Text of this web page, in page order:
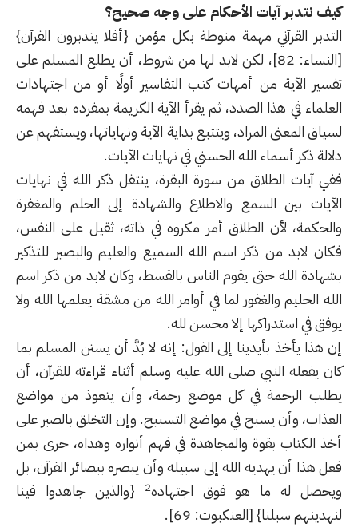
كيف نتدبر آيات الأحكام على وجه صحيح؟
التدبر القرآني مهمة منوطة بكل مؤمن {أفلا يتدبرون القرآن}
[النساء: 82]، لكن لابد لها من شروط، أن يطلع المسلم على
تفسير الآية من أمهات كتب التفاسير أولًا أو من اجتهادات
العلماء في هذا الصدد، ثم يقرأ الآية الكريمة بمفرده بعد فهمه
لسياق المعنى المراد، ويتتبع بداية الآية ونهاياتها، ويستفهم عن
دلالة ذكر أسماء الله الحسني في نهايات الآيات.
ففي آيات الطلاق من سورة البقرة، ينتقل ذكر الله في نهايات
الآيات بين السمع والاطلاع والشهادة إلى الحلم والمغفرة
والحكمة، لأن الطلاق أمر مكروه في ذاته، ثقيل على النفس،
فكان لابد من ذكر اسم الله السميع والعليم والبصير للتذكير
بشهادة الله حتى يقوم الناس بالقسط، وكان لابد من ذكر اسم
الله الحليم والغفور لما في أوامر الله من مشقة يعلمها الله ولا
يوفق في استدراكها إلا محسن لله.
إن هذا يأخذ بأيدينا إلى القول: إنه لا بُدَّ أن يستن المسلم بما
كان يفعله النبي صلى الله عليه وسلم أثناء قراءته للقرآن، أن
يطلب الرحمة في كل موضع رحمة، وأن يتعوذ من مواضع
العذاب، وأن يسبح في مواضع التسبيح. وإن التخلق بالصبر على
أخذ الكتاب بقوة والمجاهدة في فهم أنواره وهداه، حرى بمن
فعل هذا أن يهديه الله إلى سبيله وأن يبصره ببصائر القرآن، بل
ويحصل له ما هو فوق اجتهاده2
{والذين جاهدوا فينا
لنهدينهم سبلنا} [العنكبوت: 69].